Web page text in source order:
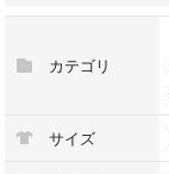
カテゴリ
サイズ